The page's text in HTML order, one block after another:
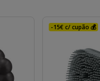
-15€ c/ cupão 💰